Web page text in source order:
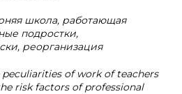
школа, работающая
подростки,
реорганизация
peculiarities of work of teachers
risk factors of professional